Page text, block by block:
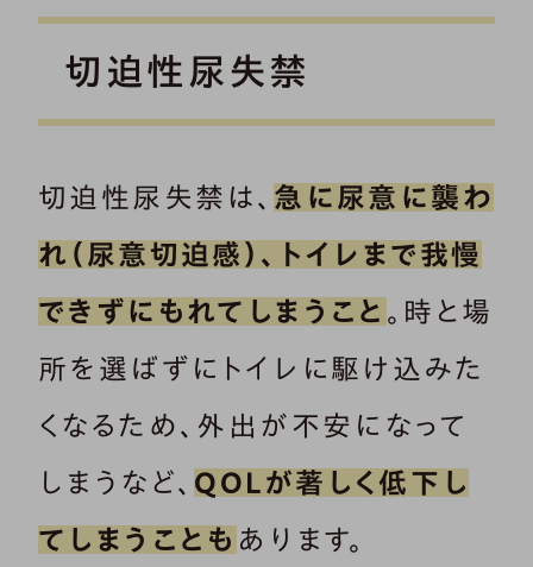
切迫性尿失禁
切迫性尿失禁は、 急に尿意に襲わ
れ（尿意切迫感）、トイレまで我慢
できずにもれてしまうこと 。時と場
所を選ばずにトイレに駆け込みた
くなるため、外出が不安になって
しまうなど、 QOLが著しく低下し
てしまうことも あります。